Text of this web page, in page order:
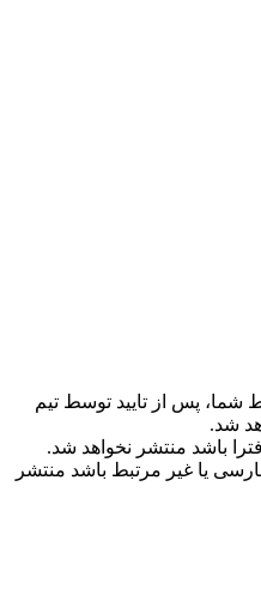
پس از تایید توسط تیم
شد.
باشد منتشر نخواهد شد.
یا غیر مرتبط باشد منتشر